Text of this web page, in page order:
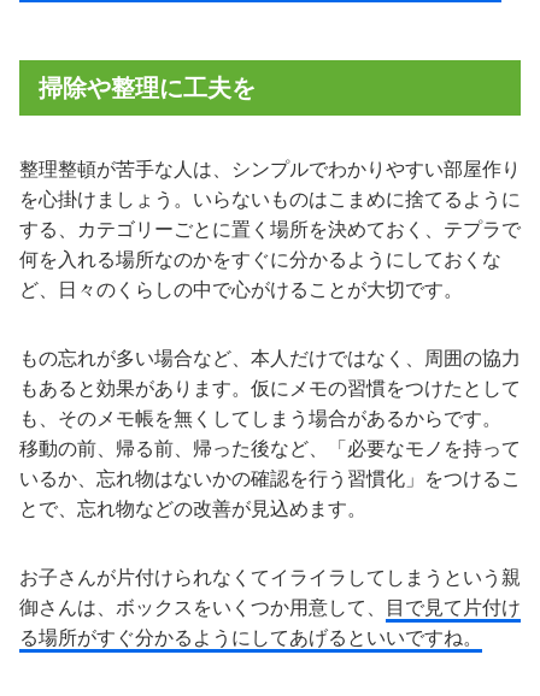
掃除や整理に工夫を
整理整頓が苦手な人は、シンプルでわかりやすい部屋作り
を心掛けましょう。いらないものはこまめに捨てるように
する、カテゴリーごとに置く場所を決めておく、テプラで
何を入れる場所なのかをすぐに分かるようにしておくな
ど、日々のくらしの中で心がけることが大切です。
もの忘れが多い場合など、本人だけではなく、周囲の協力
もあると効果があります。仮にメモの習慣をつけたとして
も、そのメモ帳を無くしてしまう場合があるからです。
移動の前、帰る前、帰った後など、「必要なモノを持って
いるか、忘れ物はないかの確認を行う習慣化」をつけるこ
とで、忘れ物などの改善が見込めます。
お子さんが片付けられなくてイライラしてしまうという親
御さんは、ボックスをいくつか用意して、 目で見て片付け
る場所がすぐ分かるようにしてあげるといいですね。